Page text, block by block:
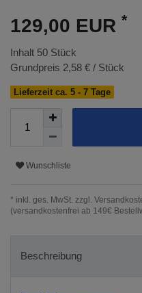
129,00 EUR *
Inhalt 50 Stück
Grundpreis 2,58 € / Stück
Lieferzeit ca. 5 - 7 Tage
Wunschliste
* inkl. ges. MwSt. zzgl.
(versandkostenfrei ab 149€
Beschreibung